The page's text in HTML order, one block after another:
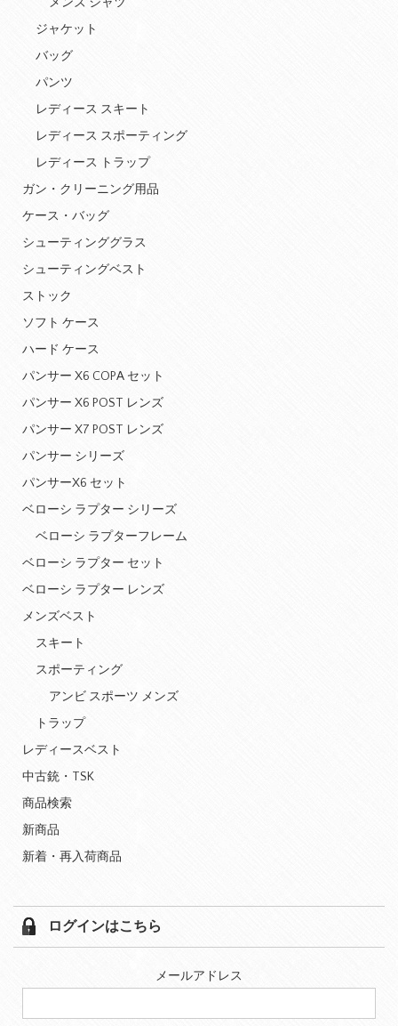
メンズ シャツ
ジャケット
バッグ
パンツ
レディース スキート
レディース スポーティング
レディース トラップ
ガン・クリーニング用品
ケース・バッグ
シューティンググラス
シューティングベスト
ストック
ソフト ケース
ハード ケース
パンサー X6 COPA セット
パンサー X6 POST レンズ
パンサー X7 POST レンズ
パンサー シリーズ
パンサーX6 セット
ベローシ ラプター シリーズ
ベローシ ラプターフレーム
ベローシ ラプター セット
ベローシ ラプター レンズ
メンズベスト
スキート
スポーティング
アンビ スポーツ メンズ
トラップ
レディースベスト
中古銃・TSK
商品検索
新商品
新着・再入荷商品
ログインはこちら
メールアドレス